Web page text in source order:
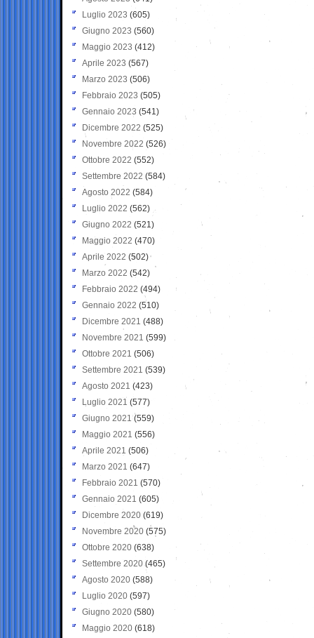
Luglio 2023 (605)
Giugno 2023 (560)
Maggio 2023 (412)
Aprile 2023 (567)
Marzo 2023 (506)
Febbraio 2023 (505)
Gennaio 2023 (541)
Dicembre 2022 (525)
Novembre 2022 (526)
Ottobre 2022 (552)
Settembre 2022 (584)
Agosto 2022 (584)
Luglio 2022 (562)
Giugno 2022 (521)
Maggio 2022 (470)
Aprile 2022 (502)
Marzo 2022 (542)
Febbraio 2022 (494)
Gennaio 2022 (510)
Dicembre 2021 (488)
Novembre 2021 (599)
Ottobre 2021 (506)
Settembre 2021 (539)
Agosto 2021 (423)
Luglio 2021 (577)
Giugno 2021(559)
Maggio 2021 (556)
Aprile 2021 (506)
Marzo 2021 (647)
Febbraio 2021 (570)
Gennaio 2021 (605)
Dicembre 2020 (619)
Novembre 2020 (575)
Ottobre 2020 (638)
Settembre 2020(465)
Agosto 2020 (588)
Luglio 2020 (597)
Giugno 2020 (580)
Maggio 2020 (618)